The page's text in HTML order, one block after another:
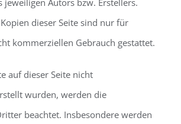
jeweiligen Autors bzw. Erstellers.
dieser Seite sind nur für
kommerziellen Gebrauch gestattet.
auf dieser Seite nicht
wurden, werden die
beachtet. Insbesondere werden